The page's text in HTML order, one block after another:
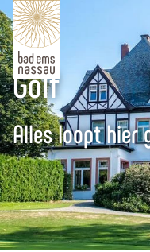
Golf
Alles loopt hier